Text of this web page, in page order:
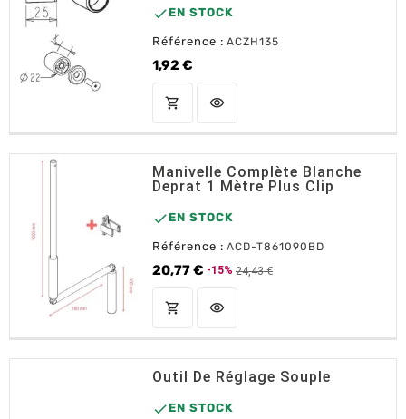
 EN STOCK
Référence : ACZH135
1,92 €
Prix
shopping_cart AJOUTER AU PANIER
visibility
Manivelle Complète Blanche
Deprat 1 Mètre Plus Clip
 EN STOCK
Référence : ACD-T861090BD
20,77 €
Prix de base
-15% 24,43 €
Prix
shopping_cart AJOUTER AU PANIER
visibility
Outil De Réglage Souple
 EN STOCK